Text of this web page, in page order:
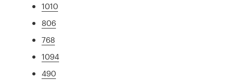
1010
806
768
1094
490